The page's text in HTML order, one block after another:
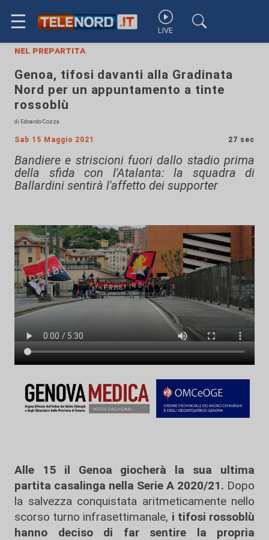
☰ LIVE
nel prepartita
Genoa, tifosi davanti alla Gradinata
Nord per un appuntamento a tinte
rossoblù
di Edoardo Cozza
Sab 15 Maggio 2021 27 sec
Bandiere e striscioni fuori dallo stadio prima
della sfida con l'Atalanta: la squadra di
Ballardini sentirà l'affetto dei supporter
Alle 15 il Genoa giocherà la sua ultima
partita casalinga nella Serie A 2020/21. Dopo
la salvezza conquistata aritmeticamente nello
scorso turno infrasettimanale, i tifosi rossoblù
hanno deciso di far sentire la propria